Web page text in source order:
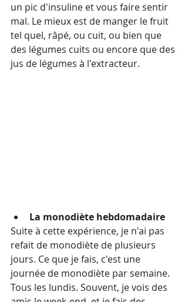
un pic d'insuline et vous faire sentir
mal. Le mieux est de manger le fruit
tel quel, râpé, ou cuit, ou bien que
des légumes cuits ou encore que des
jus de légumes à l'extracteur.
La monodiète hebdomadaire
Suite à cette expérience, je n'ai pas
refait de monodiète de plusieurs
jours. Ce que je fais, c'est une
journée de monodiète par semaine.
Tous les lundis. Souvent, je vois des